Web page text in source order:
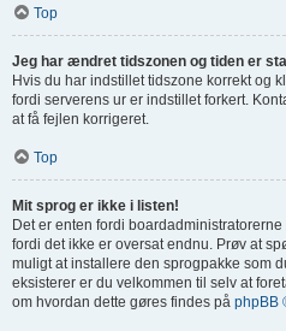
Top
Jeg har ændret tidszonen og tiden er
Hvis du har indstillet tidszone korrekt og
fordi serverens ur er indstillet forkert.
at få fejlen korrigeret.
Top
Mit sprog er ikke i listen!
Det er enten fordi
fordi det ikke er oversat endnu. Prøv at
muligt at installere den sprogpakke som
eksisterer er du velkommen til selv at
om hvordan dette gøres findes på phpBB